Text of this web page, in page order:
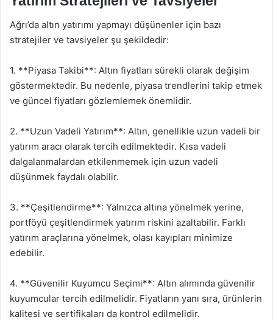
Ağrı’da altın yatırımı yapmayı düşünenler için bazı
stratejiler ve tavsiyeler şu şekildedir:
1. **Piyasa Takibi**: Altın fiyatları sürekli olarak değişim
göstermektedir. Bu nedenle, piyasa trendlerini takip etmek
ve güncel fiyatları gözlemlemek önemlidir.
2. **Uzun Vadeli Yatırım**: Altın, genellikle uzun vadeli bir
yatırım aracı olarak tercih edilmektedir. Kısa vadeli
dalgalanmalardan etkilenmemek için uzun vadeli
düşünmek faydalı olabilir.
3. **Çeşitlendirme**: Yalnızca altına yönelmek yerine,
portföyü çeşitlendirmek yatırım riskini azaltabilir. Farklı
yatırım araçlarına yönelmek, olası kayıpları minimize
edebilir.
4. **Güvenilir Kuyumcu Seçimi**: Altın alımında güvenilir
kuyumcular tercih edilmelidir. Fiyatların yanı sıra, ürünlerin
kalitesi ve sertifikaları da kontrol edilmelidir.